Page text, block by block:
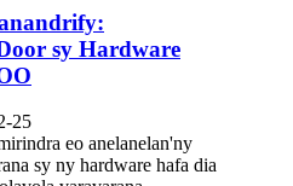
sy Hardware
25
eo anelanelan'ny
sy ny hardware hafa dia